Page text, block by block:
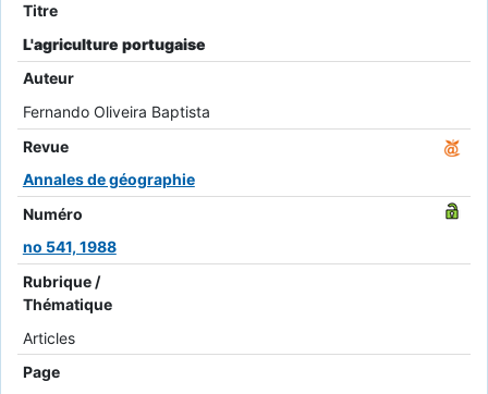
Titre
L'agriculture portugaise
Auteur
Fernando Oliveira Baptista
Revue
Annales de géographie
Numéro
no 541, 1988
Rubrique /
Thématique
Articles
Page